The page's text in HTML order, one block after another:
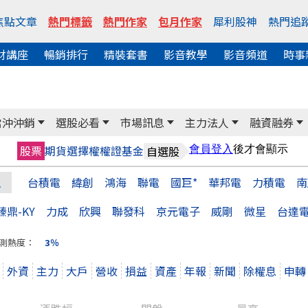
點文章 熱門標籤 熱門作家 包月作家 犀利股神
熱門追
講座
暢銷排行 精裝套書 影音教學 影音頻道 時
沖銷 選股必看 市場訊息 主力法人
融資融券
股票期貨選擇權權證基金 自選股
台積電
緯創 鴻海 聯電 國巨* 華邦電 力積電
鼎-KY
力成 欣興 聯發科 京元電子 威剛 微星 台達
熱度： 3％
外資 主力 大戶 營收 損益 資產 年報 新聞 除權息 申轉